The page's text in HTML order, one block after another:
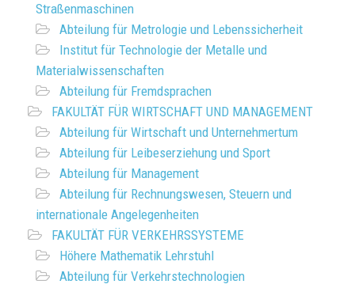
Straßenmaschinen
Abteilung für Metrologie und Lebenssicherheit
Institut für Technologie der Metalle und
Materialwissenschaften
Abteilung für Fremdsprachen
FAKULTÄT FÜR WIRTSCHAFT UND MANAGEMENT
Abteilung für Wirtschaft und Unternehmertum
Abteilung für Leibeserziehung und Sport
Abteilung für Management
Abteilung für Rechnungswesen, Steuern und
internationale Angelegenheiten
FAKULTÄT FÜR VERKEHRSSYSTEME
Höhere Mathematik Lehrstuhl
Abteilung für Verkehrstechnologien